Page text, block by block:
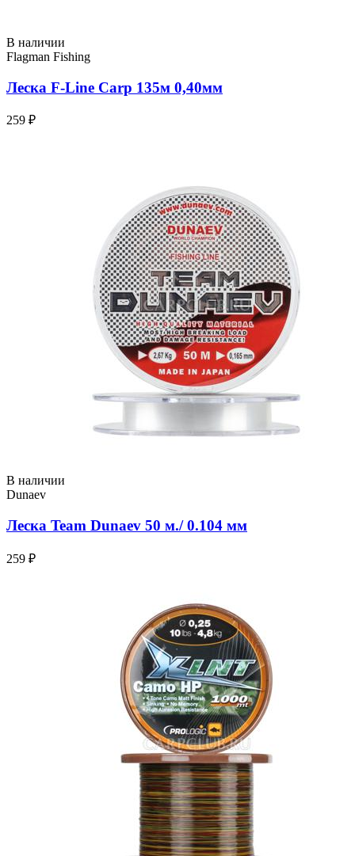
В наличии
Flagman Fishing
Леска F-Line Carp 135м 0,40мм
259 ₽
В наличии
Dunaev
Леска Team Dunaev 50 м./ 0.104 мм
259 ₽